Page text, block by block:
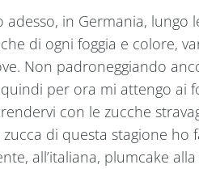
adesso, in Germania,
di ogni foggia e colore,
Non padroneggiando
per ora mi attengo ai
con le zucche
zucca di questa stagione
all’italiana, plumcake